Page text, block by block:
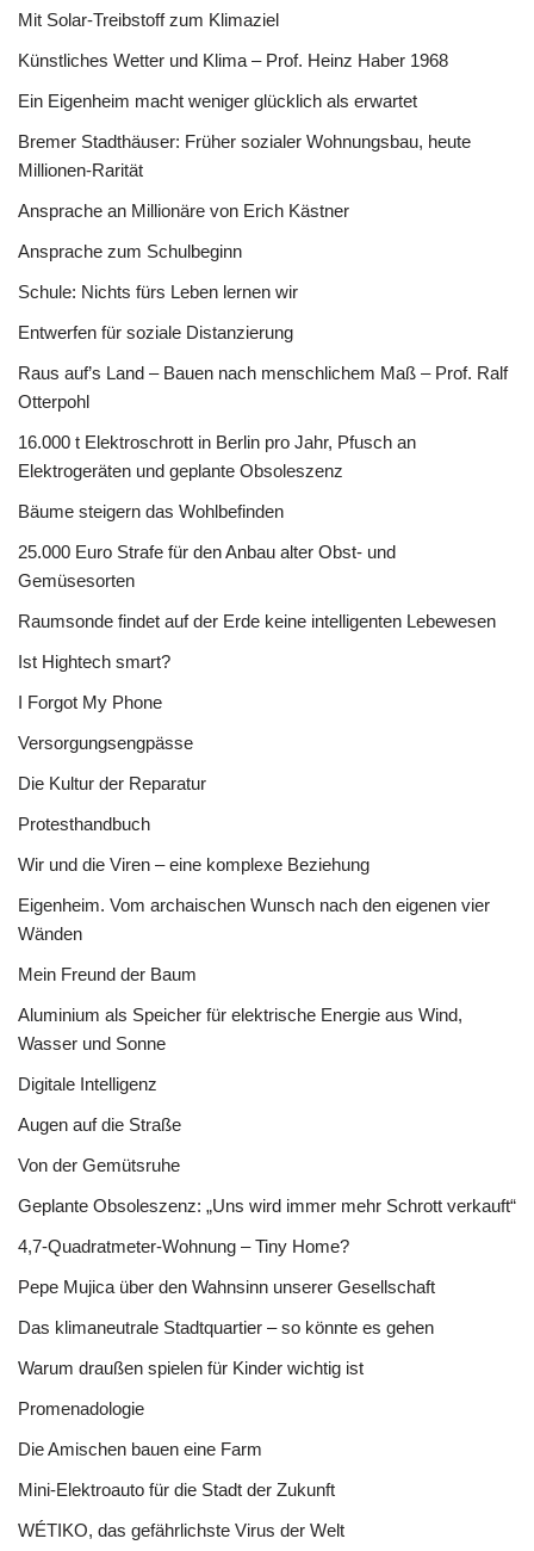
Mit Solar-Treibstoff zum Klimaziel
Künstliches Wetter und Klima – Prof. Heinz Haber 1968
Ein Eigenheim macht weniger glücklich als erwartet
Bremer Stadthäuser: Früher sozialer Wohnungsbau, heute
Millionen-Rarität
Ansprache an Millionäre von Erich Kästner
Ansprache zum Schulbeginn
Schule: Nichts fürs Leben lernen wir
Entwerfen für soziale Distanzierung
Raus auf’s Land – Bauen nach menschlichem Maß – Prof. Ralf
Otterpohl
16.000 t Elektroschrott in Berlin pro Jahr, Pfusch an
Elektrogeräten und geplante Obsoleszenz
Bäume steigern das Wohlbefinden
25.000 Euro Strafe für den Anbau alter Obst- und
Gemüsesorten
Raumsonde findet auf der Erde keine intelligenten Lebewesen
Ist Hightech smart?
I Forgot My Phone
Versorgungsengpässe
Die Kultur der Reparatur
Protesthandbuch
Wir und die Viren – eine komplexe Beziehung
Eigenheim. Vom archaischen Wunsch nach den eigenen vier
Wänden
Mein Freund der Baum
Aluminium als Speicher für elektrische Energie aus Wind,
Wasser und Sonne
Digitale Intelligenz
Augen auf die Straße
Von der Gemütsruhe
Geplante Obsoleszenz: „Uns wird immer mehr Schrott verkauft“
4,7-Quadratmeter-Wohnung – Tiny Home?
Pepe Mujica über den Wahnsinn unserer Gesellschaft
Das klimaneutrale Stadtquartier – so könnte es gehen
Warum draußen spielen für Kinder wichtig ist
Promenadologie
Die Amischen bauen eine Farm
Mini-Elektroauto für die Stadt der Zukunft
WÉTIKO, das gefährlichste Virus der Welt